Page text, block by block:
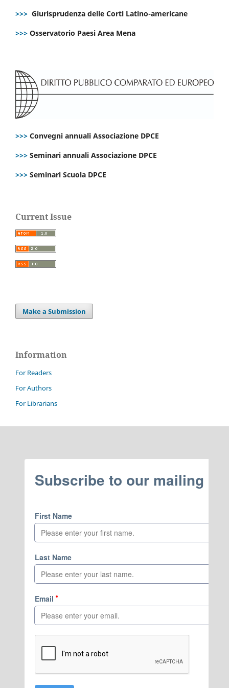
>>> Giurisprudenza delle Corti Latino-americane
>>> Osservatorio Paesi Area Mena
>>> Convegni annuali Associazione DPCE
>>> Seminari annuali Associazione DPCE
>>> Seminari Scuola DPCE
Current Issue
Make a Submission
Information
For Readers
For Authors
For Librarians